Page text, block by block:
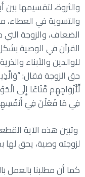
والثروة، لتقسيمها بين
والتسوية في العطاء،
الضعاف، والزوجة
القرآن في الوصية
للوالدين والأبناء
حق الزوجة فقال:
لِّأَزْوَاجِهِم مَّتَاعًا إِلَى
فِي مَا فَعَلْنَ فِيَ
وتبين هذه الآية
لزوجته وصية، يحق لها
كما أن مطلبنا بالعمل